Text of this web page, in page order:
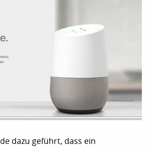
dazu geführt, dass ein